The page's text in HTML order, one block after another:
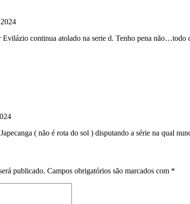
Evilázio continua atolado na serie d. Tenho pena não…todo
( não é rota do sol ) disputando a série na qual
publicado. Campos obrigatórios são marcados com *